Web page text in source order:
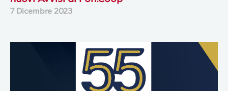
7 Dicembre 2023